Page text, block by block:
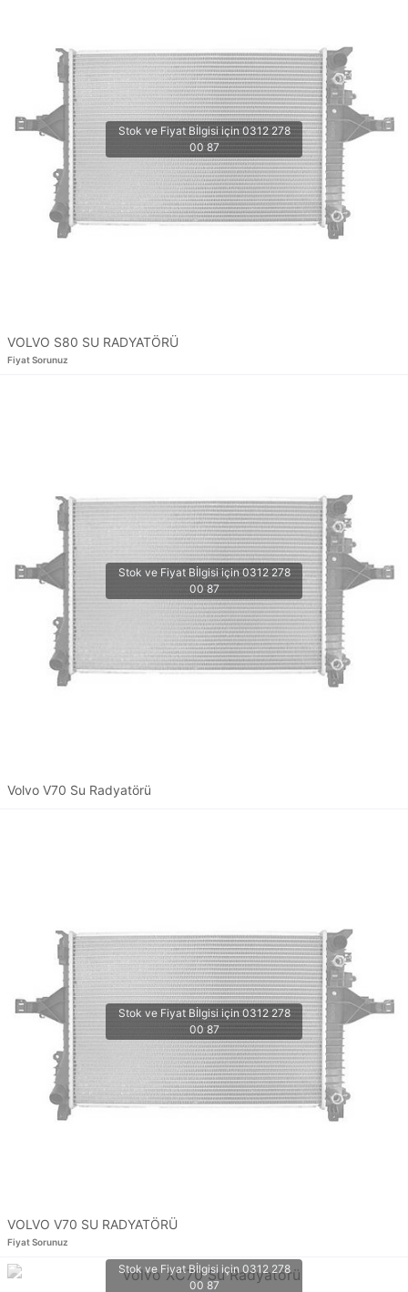
VOLVO S80 SU RADYATÖRÜ
Fiyat Sorunuz
Volvo V70 Su Radyatörü
VOLVO V70 SU RADYATÖRÜ
Fiyat Sorunuz